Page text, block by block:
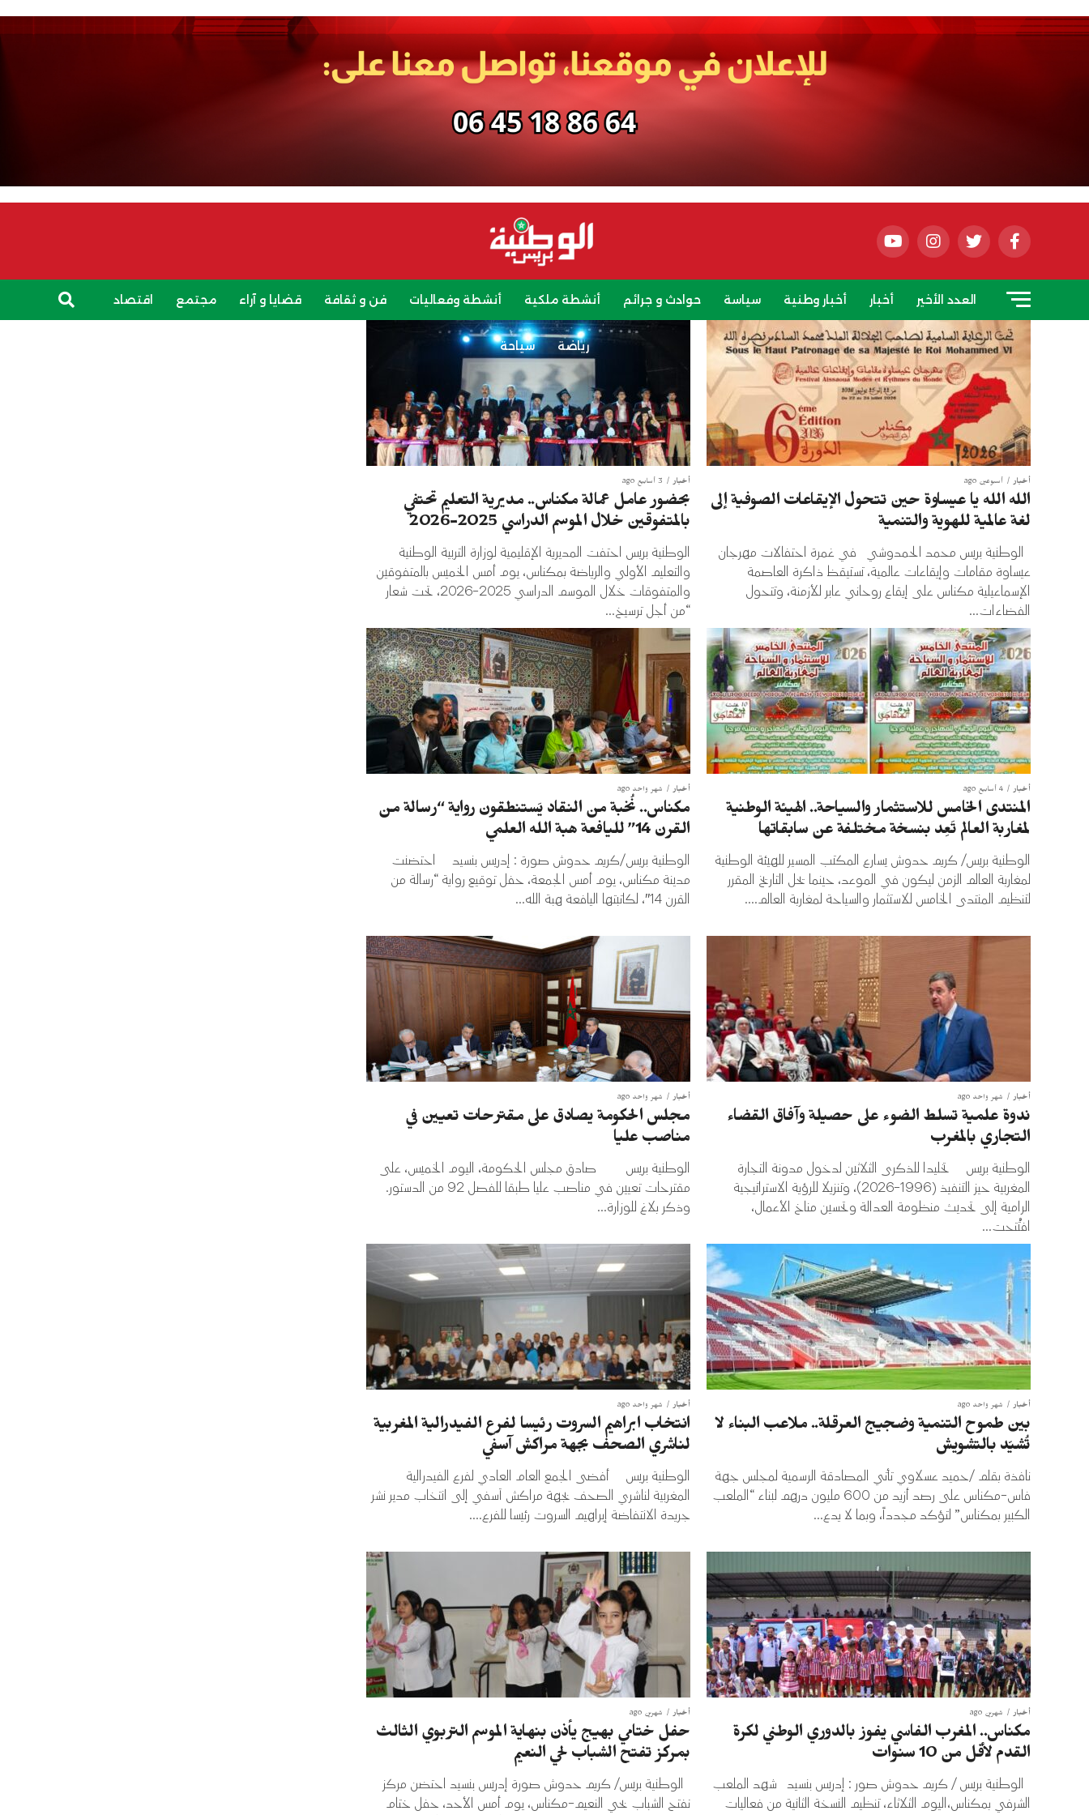
العدد الأخير أخبار أخبار وطنية سياسة حوادث و جرائم أنشطة ملكية أنشطة وفعاليات فن و ثقافة قضايا و آراء مجتمع اقتصاد
رياضة سياحة
أخبار أسبوعين ago
الله الله يا عيساوة حين تتحول الإيقاعات الصوفية إلى
لغة عالمية للهوية والتنمية
الوطنية بريس محمد الحمدوشي في غمرة احتفالات مهرجان
عيساوة مقامات وإيقاعات عالمية، تستيقظ ذاكرة العاصمة
الإسماعيلية مكناس على إيقاع روحاني عابر للأزمنة، وتتحول
الفضاءات...
أخبار 3 أسابيع ago
بحضور عامل عمالة مكناس.. مديرية التعليم تحتفي
بالمتفوقين خلال الموسم الدراسي 2025-2026
الوطنية بريس احتفت المديرية الإقليمية لوزارة التربية الوطنية
والتعليم الأولي والرياضة بمكناس، يوم أمس الخميس بالمتفوقين
والمتفوقات خلال الموسم الدراسي 2025-2026، تحت شعار
“من أجل ترسيخ...
أخبار 4 أسابيع ago
المنتدى الخامس للاستثمار والسياحة.. الهيئة الوطنية
لمغاربة العالم تَعِد بنسخة مختلفة عن سابقاتها
الوطنية بريس/ كريم حدوش يسارع المكتب المسير للهيئة الوطنية
لمغاربة العالم الزمن ليكون في الموعد، حينما يحل التاريخ المقرر
لتنظيم المنتدى الخامس للاستثمار والسياحة لمغاربة العالم....
أخبار شهر واحد ago
مكناس.. نُخبة من النقاد يَستنطقون رواية “رسالة من
القرن 14” لليافعة هبة الله العلمي
الوطنية بريس/كريم حدوش صورة : إدريس بنسيد احتضنت
مدينة مكناس، يوم أمس الجمعة، حفل توقيع رواية “رسالة من
القرن 14″، لكاتبتها اليافعة هبة الله...
أخبار شهر واحد ago
ندوة علمية تسلط الضوء على حصيلة وآفاق القضاء
التجاري بالمغرب
الوطنية بريس تخليدا للذكرى الثلاثين لدخول مدونة التجارة
المغربية حيز التنفيذ (1996-2026)، وتنزيلا للرؤية الاستراتيجية
الرامية إلى تحديث منظومة العدالة وتحسين مناخ الأعمال،
افتُتحت...
أخبار شهر واحد ago
مجلس الحكومة يصادق على مقترحات تعيين في
مناصب عليا
الوطنية بريس صادق مجلس الحكومة، اليوم الخميس، على
مقترحات تعيين في مناصب عليا طبقا للفصل 92 من الدستور.
وذكر بلاغ للوزارة...
أخبار شهر واحد ago
بين طموح التنمية وضجيج العرقلة.. ملاعب البناء لا
تُشيّد بالتشويش
نافذة بقلم /حميد عسلاوي ​تأتي المصادقة الرسمية لمجلس جهة
فاس-مكناس على رصد أزيد من 600 مليون درهم لبناء “الملعب
الكبير بمكناس” لتؤكد مجدداً، وبما لا يدع...
أخبار شهر واحد ago
انتخاب ابراهيم السروت رئيسا لفرع الفيدرالية المغربية
لناشري الصحف بجهة مراكش آسفي
الوطنية بريس أفضى الجمع العام العادي لفرع الفيدرالية
المغربية لناشري الصحف بجهة مراكش آسفي إلى انتخاب مدير نشر
جريدة الانتفاضة إبراهيم السروت رئيسا للفرع....
أخبار شهرين ago
مكناس.. المغرب الفاسي يفوز بالدوري الوطني لكرة
القدم لأقل من 10 سنوات
الوطنية بريس / كريم حدوش صور : إدريس بنسيد شهد الملعب
الشرفي بمكناس،اليوم الثلاثاء، تنظيم النسخة الثانية من فعاليات
أخبار شهرين ago
حفل ختامي بهيج يأذن بنهاية الموسم التربوي الثالث
بمركز تفتح الشباب لحي النعيم
الوطنية بريس/ كريم حدوش صورة إدريس بنسيد احتضن مركز
تفتح الشباب بحي النعيم-مكناس، يوم أمس الأحد، حفل ختام